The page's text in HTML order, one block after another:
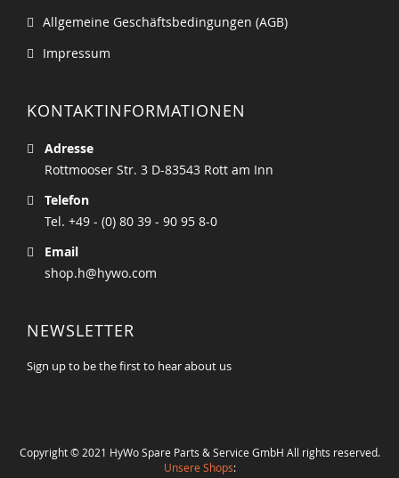
Allgemeine Geschäftsbedingungen (AGB)
Impressum
KONTAKTINFORMATIONEN
Adresse
Rottmooser Str. 3 D-83543 Rott am Inn
Telefon
Tel. +49 - (0) 80 39 - 90 95 8-0
Email
shop.h@hywo.com
NEWSLETTER
Sign up to be the first to hear about us
Copyright © 2021 HyWo Spare Parts & Service GmbH All rights reserved.
Unsere Shops: